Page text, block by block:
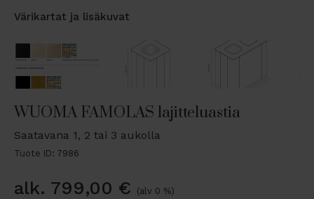
Värikartat ja lisäkuvat
WUOMA FAMOLAS lajitteluastia
Saatavana 1, 2 tai 3 aukolla
Tuote ID: 7986
alk. 799,00 € (alv 0 %)